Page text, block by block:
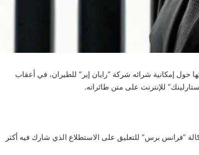
حول إمكانية شرائه شركة “رايان إير” للطيران، في أعقاب
للإنترنت على متن طائراته.
“فرانس برس” للتعليق على الاستطلاع الذي شارك فيه أكثر